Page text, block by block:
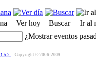
Ver hoy Buscar
Ir al
¿Mostrar eventos
Copyright © 2006-2009